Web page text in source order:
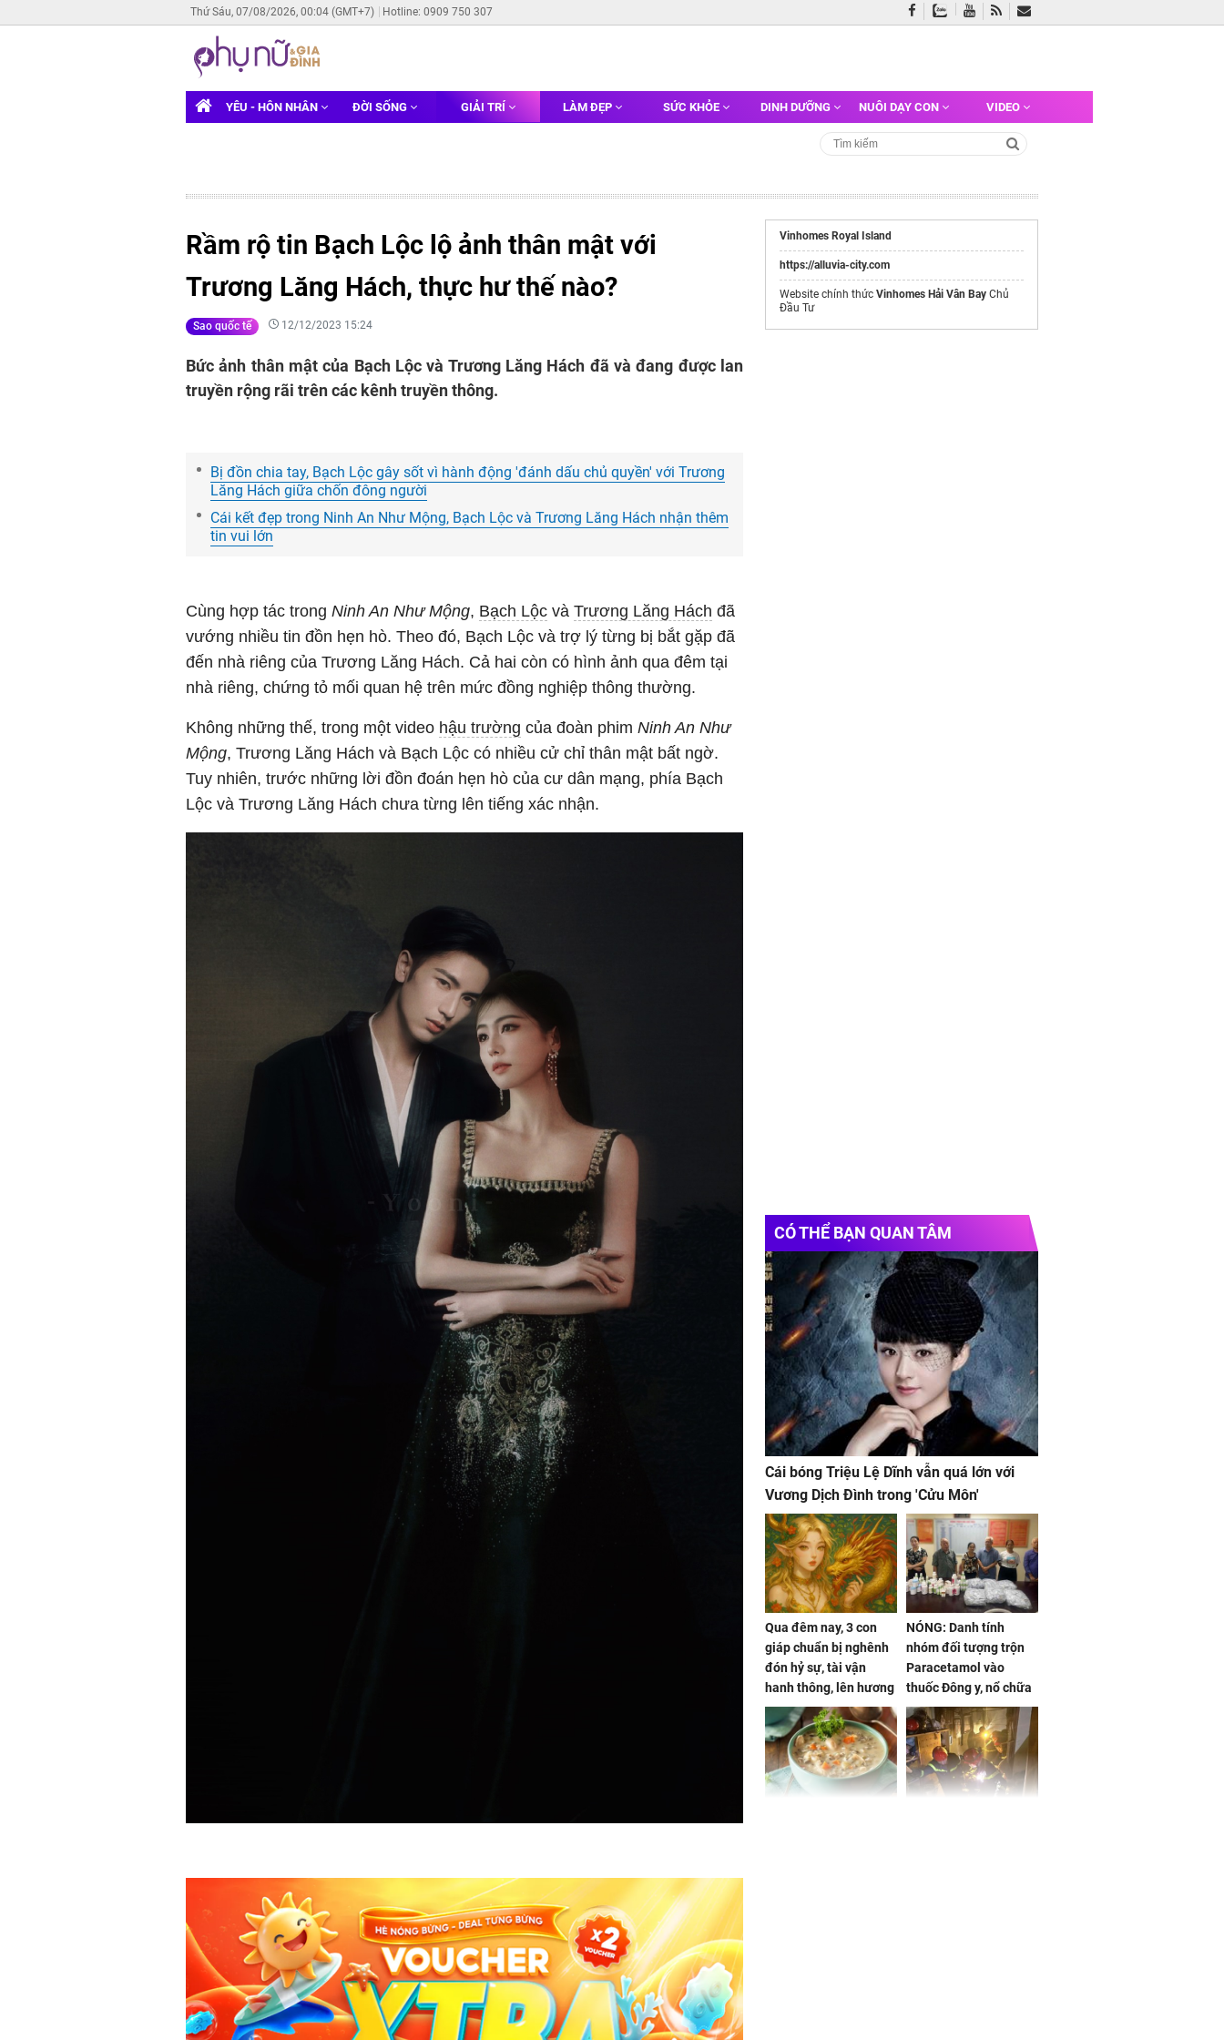
Thứ Sáu, 07/08/2026, 00:04 (GMT+7) Hotline: 0909 750 307
YÊU - HÔN NHÂN ĐỜI SỐNG GIẢI TRÍ LÀM ĐẸP SỨC KHỎE DINH DƯỠNG NUÔI DẠY CON VIDEO
Rầm rộ tin Bạch Lộc lộ ảnh thân mật với
Trương Lăng Hách, thực hư thế nào?
Sao quốc tế 12/12/2023 15:24
Bức ảnh thân mật của Bạch Lộc và Trương Lăng Hách đã và đang được lan
truyền rộng rãi trên các kênh truyền thông.
Bị đồn chia tay, Bạch Lộc gây sốt vì hành động 'đánh dấu chủ quyền' với Trương
Lăng Hách giữa chốn đông người
Cái kết đẹp trong Ninh An Như Mộng, Bạch Lộc và Trương Lăng Hách nhận thêm
tin vui lớn
Cùng hợp tác trong Ninh An Như Mộng, Bạch Lộc và Trương Lăng Hách đã
vướng nhiều tin đồn hẹn hò. Theo đó, Bạch Lộc và trợ lý từng bị bắt gặp đã
đến nhà riêng của Trương Lăng Hách. Cả hai còn có hình ảnh qua đêm tại
nhà riêng, chứng tỏ mối quan hệ trên mức đồng nghiệp thông thường.
Không những thế, trong một video hậu trường của đoàn phim Ninh An Như
Mộng, Trương Lăng Hách và Bạch Lộc có nhiều cử chỉ thân mật bất ngờ.
Tuy nhiên, trước những lời đồn đoán hẹn hò của cư dân mạng, phía Bạch
Lộc và Trương Lăng Hách chưa từng lên tiếng xác nhận.
Vinhomes Royal Island
https://alluvia-city.com
Website chính thức Vinhomes Hải Vân Bay Chủ
Đầu Tư
CÓ THỂ BẠN QUAN TÂM
Cái bóng Triệu Lệ Dĩnh vẫn quá lớn với
Vương Dịch Đình trong 'Cửu Môn'
Qua đêm nay, 3 con
giáp chuẩn bị nghênh
đón hỷ sự, tài vận
hanh thông, lên hương
hóa Rồng hóa Phượng,
gom hết may mắn về
nhà
NÓNG: Danh tính
nhóm đối tượng trộn
Paracetamol vào
thuốc Đông y, nổ chữa
bách bệnh